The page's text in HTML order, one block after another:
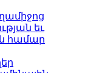
եւ
համար